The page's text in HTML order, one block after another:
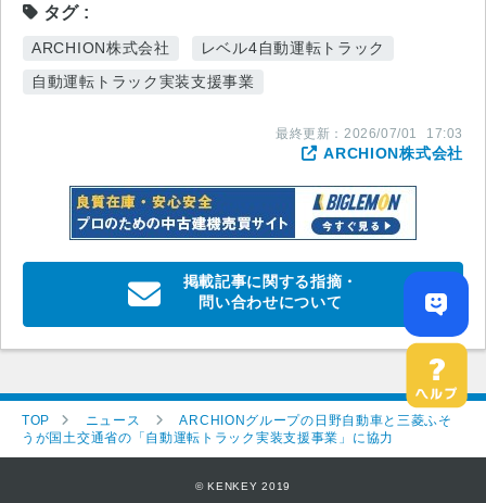
タグ
ARCHION株式会社
レベル4自動運転トラック
自動運転トラック実装支援事業
最終更新： 2026/07/01 17:03
ARCHION株式会社
掲載記事に関する指摘・
問い合わせについて
TOP ニュース
ARCHIONグループの日野自動車と三菱ふそ
うが国土交通省の「自動運転トラック実装支援事業」に協力
© KENKEY 2019